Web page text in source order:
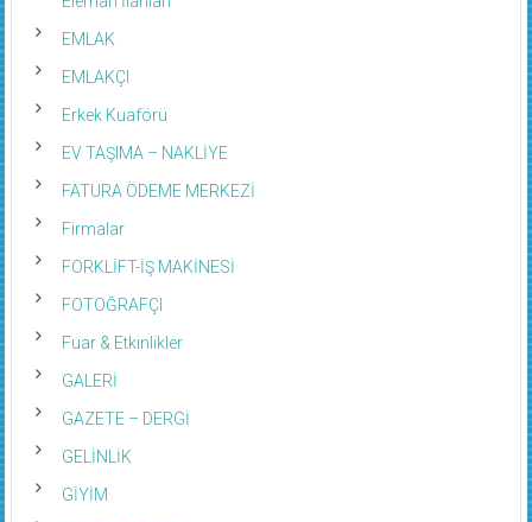
EMLAK
EMLAKÇI
Erkek Kuaförü
EV TAŞIMA – NAKLİYE
FATURA ÖDEME MERKEZİ
Firmalar
FORKLİFT-İŞ MAKİNESİ
FOTOĞRAFÇI
Fuar & Etkinlikler
GALERİ
GAZETE – DERGİ
GELİNLİK
GİYİM